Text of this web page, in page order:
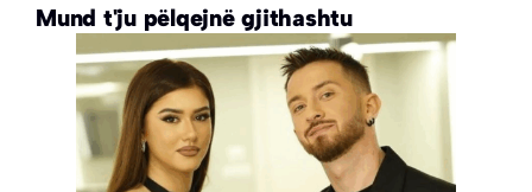
Mund t'ju pëlqejnë gjithashtu